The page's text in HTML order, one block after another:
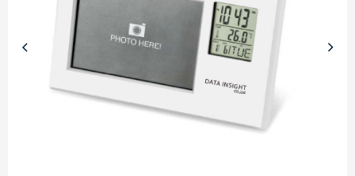
商品カテゴリーから探す
ターゲットから探す